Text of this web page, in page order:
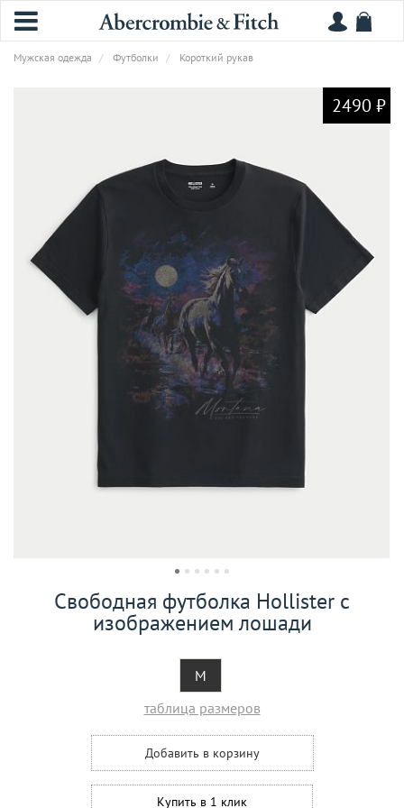
Мужская одежда Футболки Короткий рукав
2490 ₽
Свободная футболка Hollister с
изображением лошади
M
таблица размеров
Добавить в корзину
Купить в 1 клик